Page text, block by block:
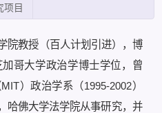
项目
院教授（百人计划引进），博
哥大学政治学博士学位，曾
）政治学系（1995-2002）
哈佛大学法学院从事研究，并